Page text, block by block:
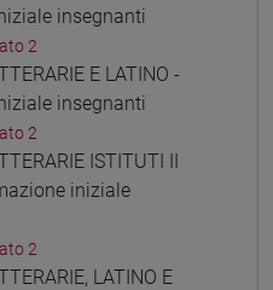
insegnanti
2
E LATINO -
insegnanti
2
ISTITUTI II
iniziale
2
LATINO E